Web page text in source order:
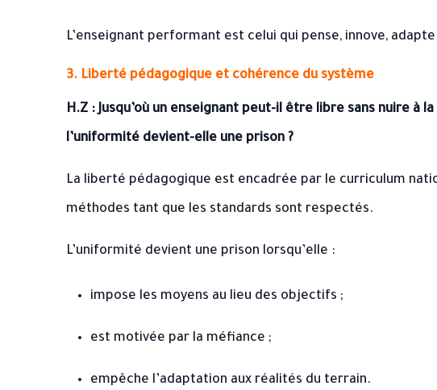
L’enseignant performant est celui qui pense, innove,
3. Liberté pédagogique et cohérence du système
H.Z : Jusqu’où un enseignant peut-il être libre sans nuire à
l’uniformité devient-elle une prison ?
La liberté pédagogique est encadrée par le curriculum
méthodes tant que les standards sont respectés.
L’uniformité devient une prison lorsqu’elle :
impose les moyens au lieu des objectifs ;
est motivée par la méfiance ;
empêche l’adaptation aux réalités du terrain.